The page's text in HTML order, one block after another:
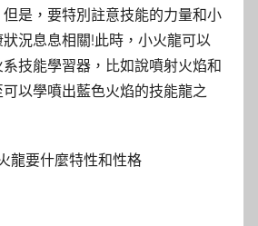
是，要特別註意技能的力量和小
況息息相關!此時，小火龍可以
技能學習器，比如說噴射火焰和
以學噴出藍色火焰的技能龍之